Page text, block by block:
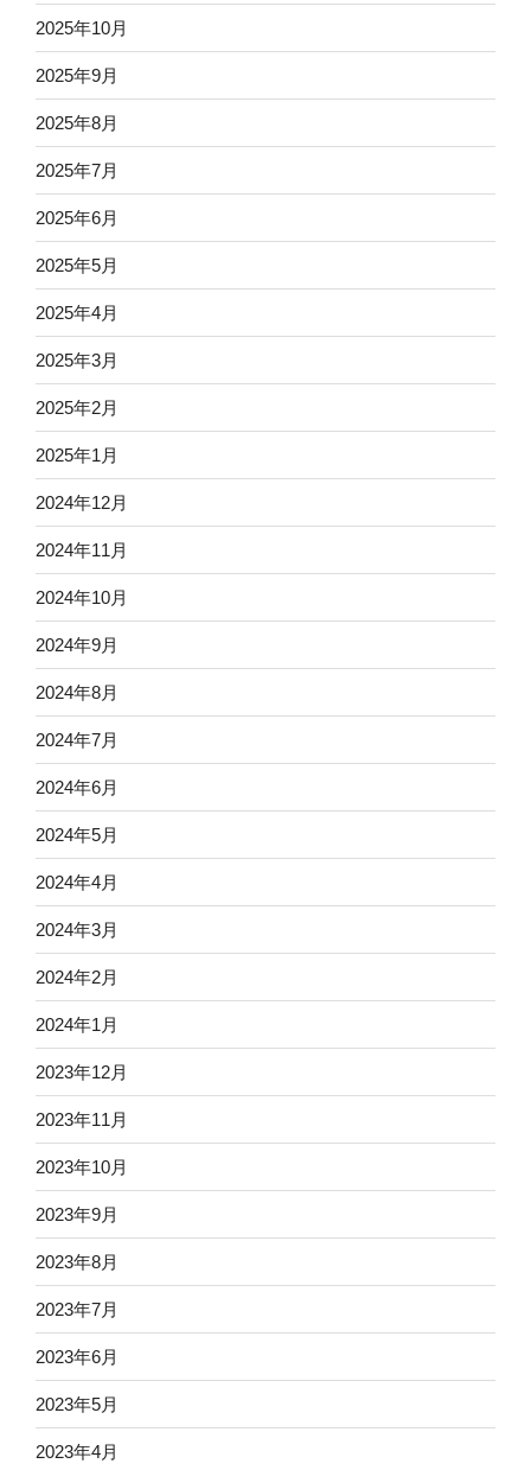
2025年10月
2025年9月
2025年8月
2025年7月
2025年6月
2025年5月
2025年4月
2025年3月
2025年2月
2025年1月
2024年12月
2024年11月
2024年10月
2024年9月
2024年8月
2024年7月
2024年6月
2024年5月
2024年4月
2024年3月
2024年2月
2024年1月
2023年12月
2023年11月
2023年10月
2023年9月
2023年8月
2023年7月
2023年6月
2023年5月
2023年4月